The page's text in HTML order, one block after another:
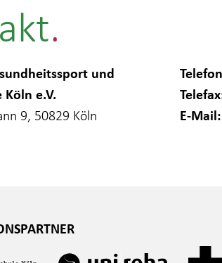
und
e.V.
9, 50829 Köln E-Mail: